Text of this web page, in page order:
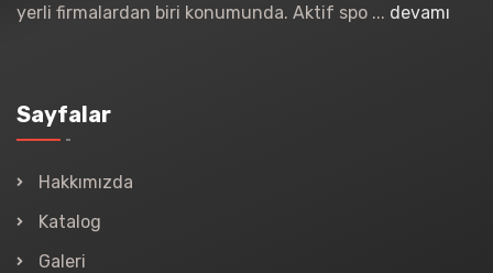
yerli firmalardan biri konumunda. Aktif spo ... devamı
Sayfalar
Hakkımızda
Katalog
Galeri